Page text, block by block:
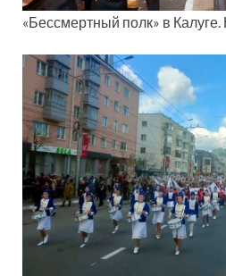
«Бессмертный полк» в